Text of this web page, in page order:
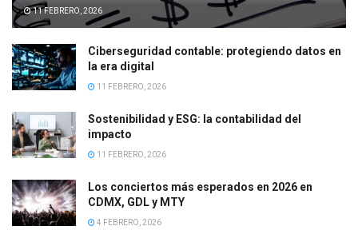
11 FEBRERO, 2026
Ciberseguridad contable: protegiendo datos en
la era digital
11 FEBRERO, 2026
Sostenibilidad y ESG: la contabilidad del
impacto
11 FEBRERO, 2026
Los conciertos más esperados en 2026 en
CDMX, GDL y MTY
4 FEBRERO, 2026